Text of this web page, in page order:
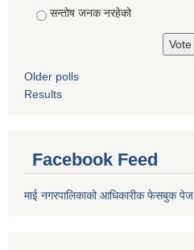
सन्तोष जनक नरहेको
Older polls
Results
Facebook Feed
माई नगरपालिकाको आधिकारीक फेसबुक पेज